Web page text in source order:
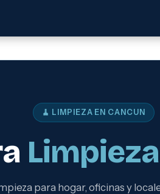
🧹 LIMPIEZA EN CANCUN
Limpieza
para hogar, oficinas y